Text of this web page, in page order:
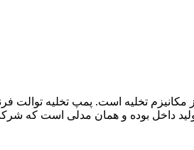
داخل بوده و همان مدلی است که